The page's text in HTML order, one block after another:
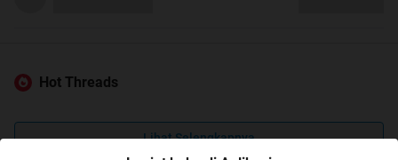
Hot Threads
Lihat Selengkapnya